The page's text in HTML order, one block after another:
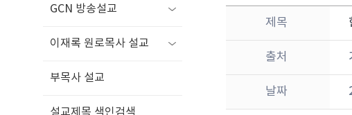
GCN 방송설교
이재록 원로목사 설교
부목사 설교
설교제목 색인검색
제목
출처
날짜